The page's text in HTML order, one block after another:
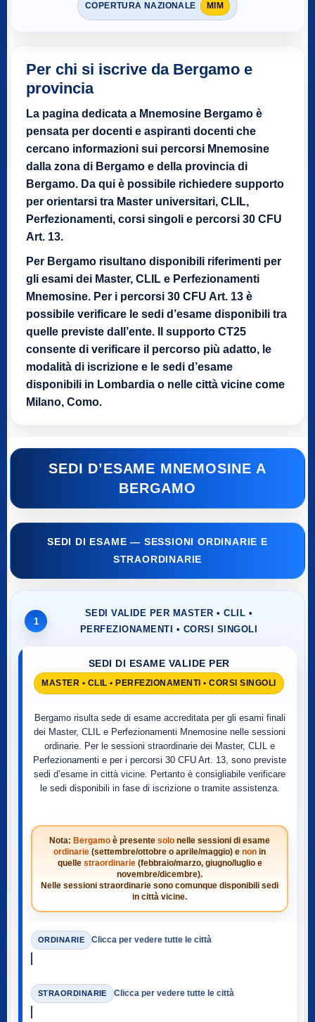
COPERTURA NAZIONALE MIM
Per chi si iscrive da Bergamo e
provincia
La pagina dedicata a Mnemosine Bergamo è
pensata per docenti e aspiranti docenti che
cercano informazioni sui percorsi Mnemosine
dalla zona di Bergamo e della provincia di
Bergamo. Da qui è possibile richiedere supporto
per orientarsi tra Master universitari, CLIL,
Perfezionamenti, corsi singoli e percorsi 30 CFU
Art. 13.
Per Bergamo risultano disponibili riferimenti per
gli esami dei Master, CLIL e Perfezionamenti
Mnemosine. Per i percorsi 30 CFU Art. 13 è
possibile verificare le sedi d’esame disponibili tra
quelle previste dall’ente. Il supporto CT25
consente di verificare il percorso più adatto, le
modalità di iscrizione e le sedi d’esame
disponibili in Lombardia o nelle città vicine come
Milano, Como.
SEDI D’ESAME MNEMOSINE A
BERGAMO
SEDI DI ESAME — SESSIONI ORDINARIE E
STRAORDINARIE
1
SEDI VALIDE PER MASTER • CLIL •
PERFEZIONAMENTI • CORSI SINGOLI
SEDI DI ESAME VALIDE PER
MASTER • CLIL • PERFEZIONAMENTI • CORSI SINGOLI
Bergamo risulta sede di esame accreditata per gli esami finali
dei Master, CLIL e Perfezionamenti Mnemosine nelle sessioni
ordinarie. Per le sessioni straordinarie dei Master, CLIL e
Perfezionamenti e per i percorsi 30 CFU Art. 13, sono previste
sedi d’esame in città vicine. Pertanto è consigliabile verificare
le sedi disponibili in fase di iscrizione o tramite assistenza.
Nota: Bergamo è presente solo nelle sessioni di esame
ordinarie (settembre/ottobre o aprile/maggio) e non in
quelle straordinarie(febbraio/marzo, giugno/luglio e
novembre/dicembre).
Nelle sessioni straordinarie sono comunque disponibili sedi
in città vicine.
ORDINARIE Clicca per vedere tutte le città
STRAORDINARIE Clicca per vedere tutte le città